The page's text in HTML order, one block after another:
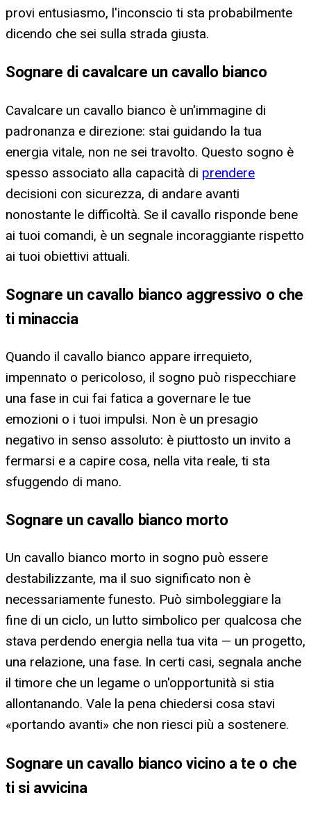
provi entusiasmo, l'inconscio ti sta probabilmente
dicendo che sei sulla strada giusta.
Sognare di cavalcare un cavallo bianco
Cavalcare un cavallo bianco è un'immagine di
padronanza e direzione: stai guidando la tua
energia vitale, non ne sei travolto. Questo sogno è
spesso associato alla capacità di prendere
decisioni con sicurezza, di andare avanti
nonostante le difficoltà. Se il cavallo risponde bene
ai tuoi comandi, è un segnale incoraggiante rispetto
ai tuoi obiettivi attuali.
Sognare un cavallo bianco aggressivo o che
ti minaccia
Quando il cavallo bianco appare irrequieto,
impennato o pericoloso, il sogno può rispecchiare
una fase in cui fai fatica a governare le tue
emozioni o i tuoi impulsi. Non è un presagio
negativo in senso assoluto: è piuttosto un invito a
fermarsi e a capire cosa, nella vita reale, ti sta
sfuggendo di mano.
Sognare un cavallo bianco morto
Un cavallo bianco morto in sogno può essere
destabilizzante, ma il suo significato non è
necessariamente funesto. Può simboleggiare la
fine di un ciclo, un lutto simbolico per qualcosa che
stava perdendo energia nella tua vita — un progetto,
una relazione, una fase. In certi casi, segnala anche
il timore che un legame o un'opportunità si stia
allontanando. Vale la pena chiedersi cosa stavi
«portando avanti» che non riesci più a sostenere.
Sognare un cavallo bianco vicino a te o che
ti si avvicina